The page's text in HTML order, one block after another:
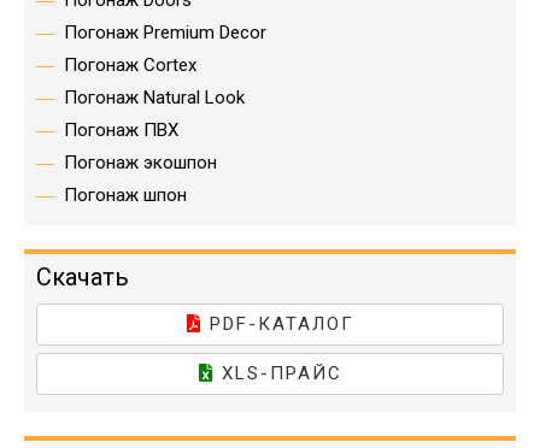
Погонаж Premium Decor
Погонаж Cortex
Погонаж Natural Look
Погонаж ПВХ
Погонаж экошпон
Погонаж шпон
Скачать
PDF-КАТАЛОГ
XLS-ПРАЙС